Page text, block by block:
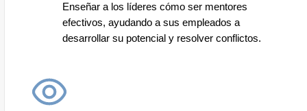
Enseñar a los líderes cómo ser mentores
efectivos, ayudando a sus empleados a
desarrollar su potencial y resolver conflictos.